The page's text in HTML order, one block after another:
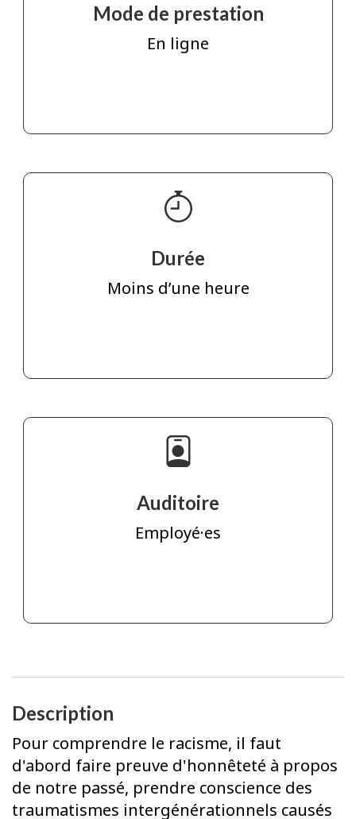
Mode de prestation
En ligne
Durée
Moins d’une heure
Auditoire
Employé·es
Description
Pour comprendre le racisme, il faut
d'abord faire preuve d'honnêteté à propos
de notre passé, prendre conscience des
traumatismes intergénérationnels causés